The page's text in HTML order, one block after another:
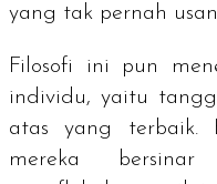
yang tak pernah
Filosofi ini pun
individu, yaitu
atas yang terbaik.
mereka